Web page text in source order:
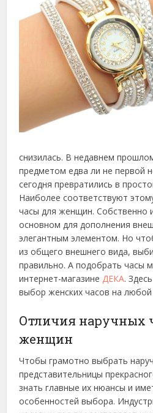
снизилась. В недавнем
предметом едва ли не первой
сегодня превратились в
Наиболее соответствуют
часы для женщин. Собственно
основном для дополнения
элегантным элементом. Но
из общего внешнего вида,
правильно. А подобрать часы
интернет-магазинеДЕКА.
выбор женских часов на любой
Отличия наручных
женщин
Чтобы грамотно выбрать
представительницы
знать главные их нюансы и
особенностей выбора.